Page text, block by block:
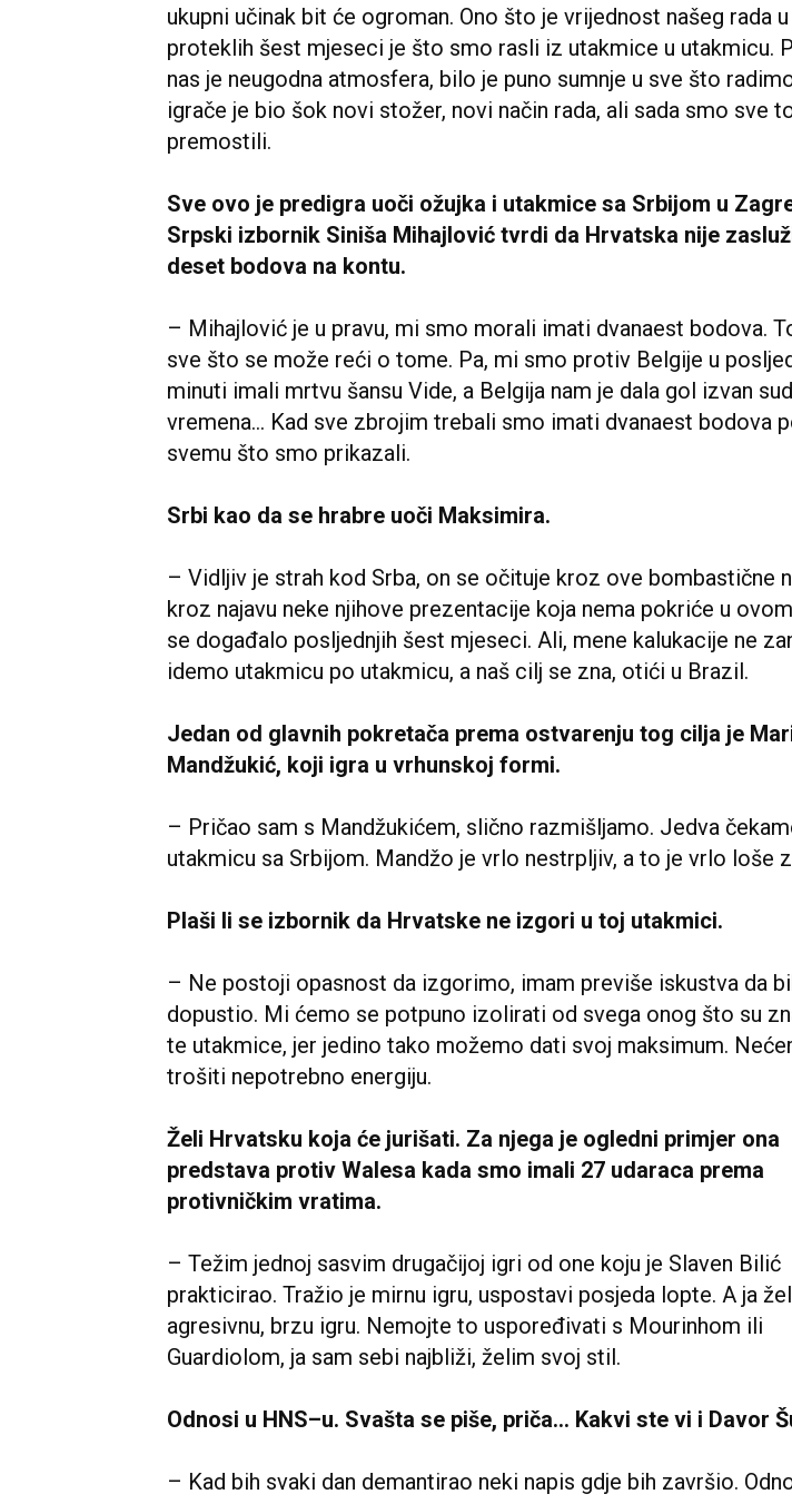
ukupni učinak bit će ogroman. Ono što je vrijednost našeg rada u
proteklih šest mjeseci je što smo rasli iz utakmice u utakmicu.
nas je neugodna atmosfera, bilo je puno sumnje u sve što
igrače je bio šok novi stožer, novi način rada, ali sada smo sve
premostili.
Sve ovo je predigra uoči ožujka i utakmice sa Srbijom u
Srpski izbornik Siniša Mihajlović tvrdi da Hrvatska nije
deset bodova na kontu.
– Mihajlović je u pravu, mi smo morali imati dvanaest bodova.
sve što se može reći o tome. Pa, mi smo protiv Belgije u
minuti imali mrtvu šansu Vide, a Belgija nam je dala gol izvan
vremena... Kad sve zbrojim trebali smo imati dvanaest bodova
svemu što smo prikazali.
Srbi kao da se hrabre uoči Maksimira.
– Vidljiv je strah kod Srba, on se očituje kroz ove bombastične
kroz najavu neke njihove prezentacije koja nema pokriće u
se događalo posljednjih šest mjeseci. Ali, mene kalukacije ne
idemo utakmicu po utakmicu, a naš cilj se zna, otići u Brazil.
Jedan od glavnih pokretača prema ostvarenju tog cilja je
Mandžukić, koji igra u vrhunskoj formi.
– Pričao sam s Mandžukićem, slično razmišljamo. Jedva
utakmicu sa Srbijom. Mandžo je vrlo nestrpljiv, a to je vrlo loše
Plaši li se izbornik da Hrvatske ne izgori u toj utakmici.
– Ne postoji opasnost da izgorimo, imam previše iskustva da
dopustio. Mi ćemo se potpuno izolirati od svega onog što su
te utakmice, jer jedino tako možemo dati svoj maksimum.
trošiti nepotrebno energiju.
Želi Hrvatsku koja će jurišati. Za njega je ogledni primjer ona
predstava protiv Walesa kada smo imali 27 udaraca prema
protivničkim vratima.
– Težim jednoj sasvim drugačijoj igri od one koju je Slaven Bilić
prakticirao. Tražio je mirnu igru, uspostavi posjeda lopte. A ja
agresivnu, brzu igru. Nemojte to uspoređivati s Mourinhom ili
Guardiolom, ja sam sebi najbliži, želim svoj stil.
Odnosi u HNS–u. Svašta se piše, priča... Kakvi ste vi i Davor
– Kad bih svaki dan demantirao neki napis gdje bih završio.